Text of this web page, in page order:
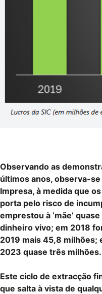
Observando as
últimos anos, observa-se
Impresa, à medida que
porta pelo risco de
emprestou à ‘mãe’
dinheiro vivo; em 2018
2019 mais 45,8 milhões;
2023 quase três
Este ciclo de extracção
que salta à vista de